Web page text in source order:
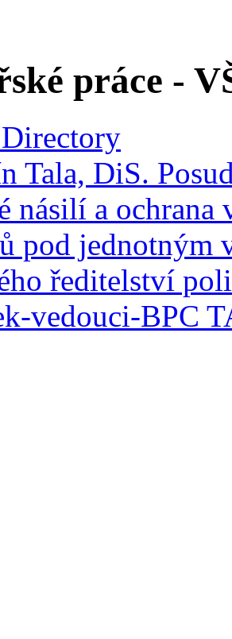
práce -
Tala, DiS.
násilí a ochrana
pod jednotným
ředitelství
vedouci-BPC